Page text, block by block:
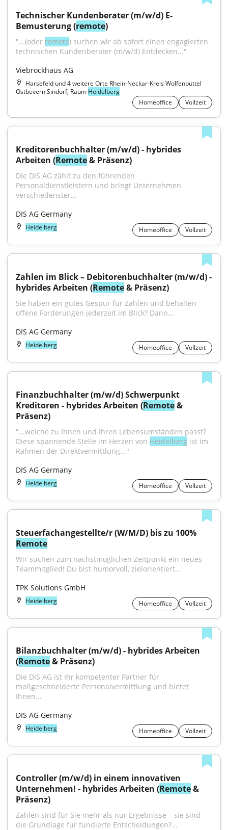
Technischer Kundenberater (m/w/d) E-
Bemusterung (remote)
"...(oder remote) suchen wir ab sofort einen engagierten
technischen Kundenberater (m/w/d) Entdecken..."
Viebrockhaus AG
Harsefeld und 4 weitere Orte Rhein-Neckar-Kreis Wolfenbüttel
Ostbevern Sindorf, Raum Heidelberg
Homeoffice
Vollzeit
Kreditorenbuchhalter (m/w/d) - hybrides
Arbeiten (Remote & Präsenz)
Die DIS AG zählt zu den führenden
Personaldienstleistern und bringt Unternehmen
verschiedenster...
DIS AG Germany
Heidelberg Homeoffice Vollzeit
Zahlen im Blick – Debitorenbuchhalter (m/w/d) -
hybrides Arbeiten (Remote & Präsenz)
Sie haben ein gutes Gespür für Zahlen und behalten
offene Forderungen jederzeit im Blick? Dann...
DIS AG Germany
Heidelberg Homeoffice Vollzeit
Finanzbuchhalter (m/w/d) Schwerpunkt
Kreditoren - hybrides Arbeiten (Remote &
Präsenz)
"...welche zu Ihnen und Ihren Lebensumständen passt?
Diese spannende Stelle im Herzen von Heidelberg ist im
Rahmen der Direktvermittlung..."
DIS AG Germany
Heidelberg Homeoffice Vollzeit
Remote
Wir suchen zum nächstmöglichen Zeitpunkt ein neues
Teammitglied! Du bist humorvoll, zielorientiert...
TPK Solutions GmbH
Heidelberg Homeoffice Vollzeit
Bilanzbuchhalter (m/w/d) - hybrides Arbeiten
(Remote & Präsenz)
Die DIS AG ist Ihr kompetenter Partner für
maßgeschneiderte Personalvermittlung und bietet
Ihnen...
DIS AG Germany
Heidelberg Homeoffice Vollzeit
Controller (m/w/d) in einem innovativen
Unternehmen! - hybrides Arbeiten (Remote &
Präsenz)
Zahlen sind für Sie mehr als nur Ergebnisse – sie sind
die Grundlage für fundierte Entscheidungen?...